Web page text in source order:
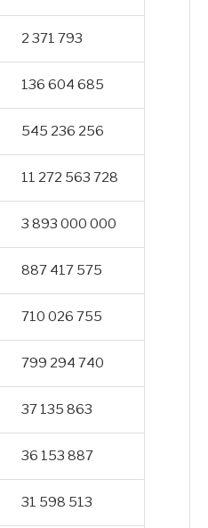
2 371 793
136 604 685
545 236 256
11 272 563 728
3 893 000 000
887 417 575
710 026 755
799 294 740
37 135 863
36 153 887
31 598 513